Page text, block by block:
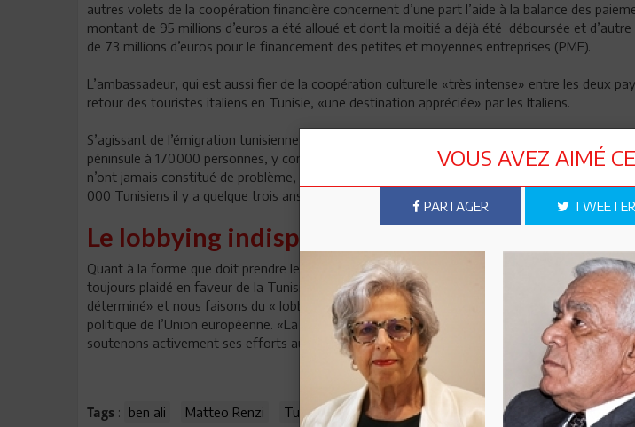
autres volets de la coopération financière concernent d’une part l’aide à la balance des
montant de 95 millions d’euros a été alloué et dont la moitié a déjà été déboursée et
de 73 millions d’euros pour le financement des petites et moyennes entreprises (PME).
L’ambassadeur, qui est aussi fier de la coopération culturelle «très intense» entre les deux
retour des touristes italiens en Tunisie, «une destination appréciée» par les Italiens.
S’agissant de l’émigration tunisienne en Italie, l’ambassadeur De Cardona estime le nombre de
péninsule à 170.000 personnes, y compris 35 000 en situation irrégulière. Les Tunisiens
n’ont jamais constitué de problème, dit-il, en faisant l’impasse sur l’invasion de l’île de
000 Tunisiens il y a quelque trois ans.
Le lobbying indispensable
Quant à la forme que doit prendre le partenariat avec l’Union européenne, le diplomate a dit
toujours plaidé en faveur de la Tunisie dans les instances de Bruxelles. «Nous sommes votre
déterminé» et nous faisons du « lobbying » à Bruxelles pour que la Tunisie ait la place qu’elle
politique de l’Union européenne. «La représentation européenne à Tunis est très dynamique,
soutenons activement ses efforts auprès de la complexe administration de Bruxelles».
Tags : ben ali Matteo Renzi Tunisie
VOUS AVEZ AIMÉ
PARTAGER TWEETER